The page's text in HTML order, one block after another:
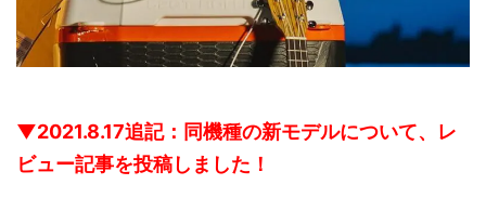
▼2021.8.17追記：同機種の新モデルについて、レ
ビュー記事を投稿しました！